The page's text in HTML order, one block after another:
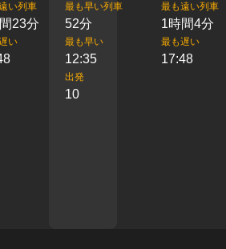
い列車
23分
い
最も早い列車
52分
最も遠い列車
1時間4分
最も早い
12:35
最も遅い
17:48
出発
10